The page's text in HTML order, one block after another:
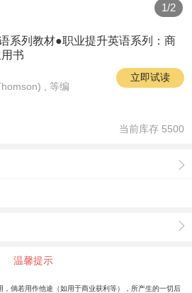
1/2
系列教材●职业提升英语系列：商
书
立即试读
, 等编
当前库存 5500
温馨提示
倘若用作他途（如用于商业获利等），所产生的一切后